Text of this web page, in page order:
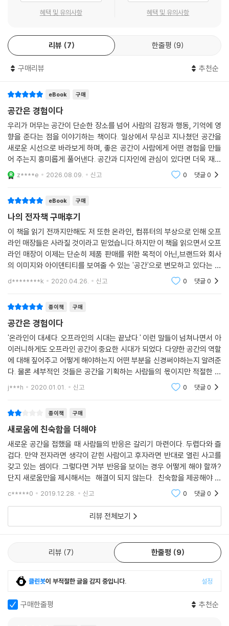
해서는 안 되는 이유가 이것이다. 나아가 하나의 감각에만 집중할 것이 아
니라 다채로운 형태로 오감을 연결하도록 노력해야 한다.
미 증명된 바 있다. 미국의 교육학자 에드거 데일(Edgar Dale)의 경험 모
델(cone of experience)에 따르면, 청각으로 메시지를 전달받은 사람
들은 시간이 흐른 뒤 메시지의 20%만을 기억했고, 시각으로 전달받은 경
지를 받은 사람들은 50% 이상의 내용을 기억해냈다. 또한 역할극과 같은
한 메시지라 하더라도 두 가지 이상의 감각을 통해 전달하면 효과가 증폭
되었다. --- 「3장 ‘오감을 자극하는 경험을 선사하라’」 중에서
디지털은 우리를 둘러싸고 있는 공간의 의미를 재정의하고 있다. 과거 오
프라인 매장은 판매하는 제품과 서비스의‘ 배경’과 같은 존재였다. 제품과
서비스가 주연이라면 공간은 철저히 조연에 머물렀다. 그러나 디지털은 이
매처에 언제든 접속할 수 있는 스마트폰이 있기 때문에, 오프라인 매장이
아니어도 얼마든지 제품을 구매할 수 있다.
꿔보자. 제품을 오프라인에서만 판매하는 게 아니라면, 오프라인에서 ‘판
매’만 고집할 필요가 있을까? 오프라인이 제품과 서비스의 배경에 머물 필
요가 있는가 말이다. 브랜드 컨셉이 녹아 있는 경험을 충실히 전달하기만
한다면 고객은 언제든 구매 장소를 스스로 찾아나설 수 있다. 실제로 공간
의 정의가 이렇게 바뀌는 중이다.
그런데 이상하지 않은가? 대형 서점을 하나하나 몰락시키면서 오프라인
서점을 사양사업으로 몰고 온 장본인이 바로 아마존인데, 그 아마존이 다
시 오프라인 서점을 열다니 말이다. 아마존이 온라인 서점 사업에 공격적
으로 나서기 시작하면서 한때 600여 개 매장을 운영하던 미국 서점업계 2
위 보더스(Borders)마저 2011년 파산을 선언했다. 오프라인에서 책을 사
던 구매자들이 모두 온라인으로 흡수되다시피 했기 때문이다. 그런데 왜
향세에 접어든 것도 아닌데 말이다.
시켰다는 기사가 쏟아질 무렵, 이상한 일이 벌어졌다. 바닥 없이 추락하던
오프라인 서점 매출이 반등세로 돌아선 것이다. 미국서점연합(ABA) 회원
수도 2009년 1600여 개에서 2015년 2200여 개로 증가했고, 대형서점
이 사라진 자리에 동네 서점이 들어서기 시작했다. 소비자들이 공간과 경
험을 다시 찾게 되면서 독특한 동네 서점을 중심으로 오프라인 실적이 늘
어난 것이다.
--- 「5장 ‘온라인과 오프라인을 연결해 고객경험을 설계하라’」 중에서
넷째, 온라인과 오프라인을 효과적으로 연결하는 방법
저자는 디지털 시대의 온라인 마케팅과 빅데이터를 연구해 오다, 소비자가
온라인과 오프라인에 원하는 것이 다르지 않다는 사실을 알고 오프라인 연
구에도 뛰어들었다. 영역을 넘나드는 폭넓은 탐색 끝에 만들어진 이 책은
앞으로의 공간에 관한 지침서이자, 경험에 탐닉하는 밀레니얼 세대를 만족
싶은 기업, 전에 없는 브랜드 경험을 만들어야 하는 실무자, 매력적인 공간
을 통해 자기만의 고객을 확보하려는 사업가에게 충실한 길잡이가 되어줄
것이다.
혜택 및 유의사항 혜택 및 유의사항
리뷰 7 한줄평 9
구매리뷰 추천순
eBook 구매
공간은 경험이다
우리가 머무는 공간이 단순한 장소를 넘어 사람의 감정과 행동, 기억에 영
향을 준다는 점을 이야기하는 책이다. 일상에서 무심코 지나쳤던 공간을
새로운 시선으로 바라보게 하며, 좋은 공간이 사람에게 어떤 경험을 만들
어 주는지 흥미롭게 풀어낸다. 공간과 디자인에 관심이 있다면 더욱 재미
있게 읽을 수 있는 책이다.
z****e 2026.08.09. 신고 0 댓글0
eBook 구매
나의 전자책 구매후기
이 책을 읽기 전까지만해도 저 또한 온라인, 컴퓨터의 부상으로 인해 오프
라인 매장들은 사라질 것이라고 믿었습니다.하지만 이 책을 읽으면서 오프
라인 매장이 이제는 단순히 제품 판매를 위한 목적이 아닌,브랜드와 회사
의 이미지와 아이덴티티를 보여줄 수 있는 '공간'으로 변모하고 있다는 것
을 알게 되었습니다.특히 전 세계에서 큰 영향력을 끼치고 있는 애플의 공
d********k 2020.04.26. 신고 0 댓글0
종이책 구매
공간은 경험이다
'온라인이 대세다. 오프라인의 시대는 끝났다.' 이런 말들이 넘쳐나면서 아
이러니하게도 오프라인 공간이 중요한 시대가 되었다. 다양한 공간의 역할
에 대해 짚어주고 어떻게 해야하는지 어떤 부분을 신경써야하는지 알려준
다. 물론 세부적인 것들은 공간을 기획하는 사람들의 몫이지만 적절한 가
이드는 될 수 있다.소비자의 경험을 위한 공간의 중요성을 다각도로 볼 수
있는 책으로 추
j***h 2020.01.01. 신고 0 댓글0
종이책 구매
새로움에 친숙함을 더해야
새로운 공간을 접했을 때 사람들의 반응은 갈리기 마련이다. 두렵다와 즐
겁다. 만약 전자라면 생각이 갇힌 사람이고 후자라면 반대로 열린 사고를
갖고 있는 셈이다. 그렇다면 거부 반응을 보이는 경우 어떻게 해야 할까?
단지 새로움만을 제시해서는 해결이 되지 않는다. 친숙함을 제공해야 한
다. 물론 낯설지만 편암한을 동시에 안겨주어야 한다. 개인적으로 이러한
c*****0 2019.12.28. 신고 0 댓글0
리뷰 전체보기
리뷰 7 한줄평 9
클린봇이 부적절한 글을 감지 중입니다. 설정
구매한줄평 추천순